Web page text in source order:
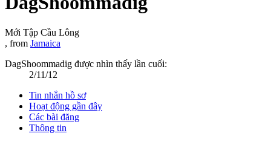
Mới Tập Cầu Lông
, from Jamaica
DagShoommadig được nhìn thấy lần cuối:
2/11/12
Tin nhắn hồ sơ
Hoạt động gần đây
Các bài đăng
Thông tin